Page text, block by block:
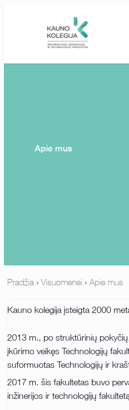
Apie mus
Pradžia › Visuomenei › Apie mus
Kauno kolegija įsteigta 2000
2013 m., po struktūrinių
įkūrimo veikęs Technologijų
suformuotas Technologijų ir
2017 m. šis fakultetas buvo
inžinerijos ir technologijų